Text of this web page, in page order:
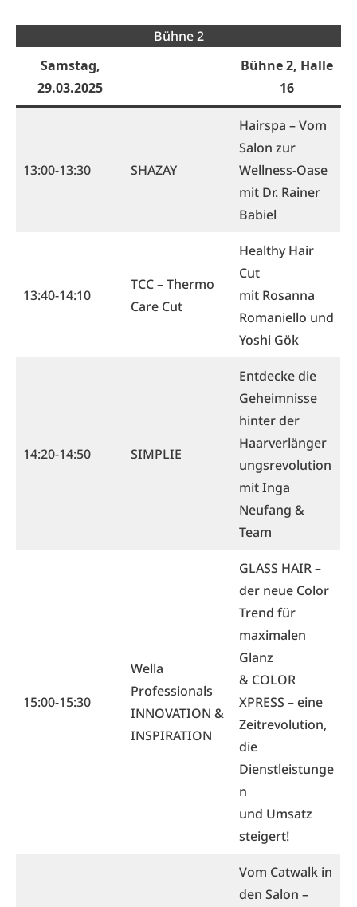
Bühne 2
Samstag,
29.03.2025
Bühne 2, Halle
16
13:00-13:30 SHAZAY
Hairspa – Vom
Salon zur
Wellness-Oase
mit Dr. Rainer
Babiel
13:40-14:10
TCC – Thermo
Care Cut
Healthy Hair
Cut
mit Rosanna
Romaniello und
Yoshi Gök
14:20-14:50 SIMPLIE
Entdecke die
Geheimnisse
hinter der
Haarverlänger
ungsrevolution
mit Inga
Neufang &
Team
15:00-15:30
Wella
Professionals
INNOVATION &
INSPIRATION
GLASS HAIR –
der neue Color
Trend für
maximalen
Glanz
& COLOR
XPRESS – eine
Zeitrevolution,
die
Dienstleistunge
n
und Umsatz
steigert!
Vom Catwalk in
den Salon –